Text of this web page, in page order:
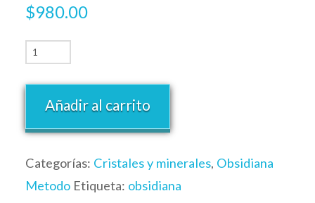
$980.00
Añadir al carrito
Categorías: Cristales y minerales, Obsidiana
Metodo Etiqueta: obsidiana